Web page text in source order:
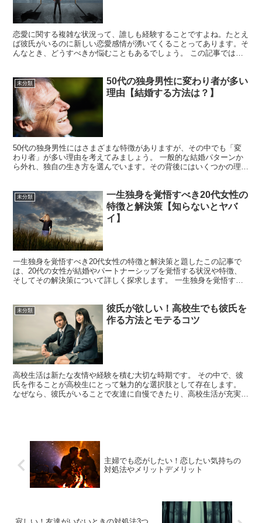
恋愛に関する複雑な状況って、誰しも経験することですよね。たとえ
ば彼氏がいるのに新しい恋愛感情が湧いてくることってあります。そ
んなとき、どうすべきか悩むこともあるでしょう。 この記事では、
未分類
50代の独身男性に変わり者が多い
理由【結婚する方法は？】
50代の独身男性にはさまざまな特徴がありますが、その中でも「変
わり者」が多い理由を考えてみましょう。 一般的な結婚パターンか
ら外れ、独自の生き方を選んでいます。その背後にはいくつかの理由
未分類
一生独身を覚悟すべき20代女性の
特徴と解決策【知らないとヤバ
イ】
一生独身を覚悟すべき20代女性の特徴と解決策​と題したこの記事で
は、20代の女性が結婚やパートナーシップを覚悟する状況や特徴、
そしてその解決策について詳しく探求します。 一生独身を覚悟する
未分類
彼氏が欲しい！高校生でも彼氏を
作る方法とモテるコツ
高校生活は新たな友情や経験を積む大切な時期です。 その中で、彼
氏を作ることが高校生にとって魅力的な選択肢として存在します。
なぜなら、彼氏がいることで友達に自慢できたり、高校生活が充実す
主婦でも恋がしたい！恋したい気持ちの
対処法やメリットデメリット